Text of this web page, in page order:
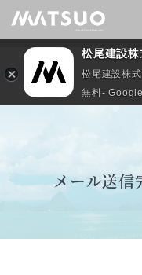
メール送信
松尾建設株
松尾建設株
無料-